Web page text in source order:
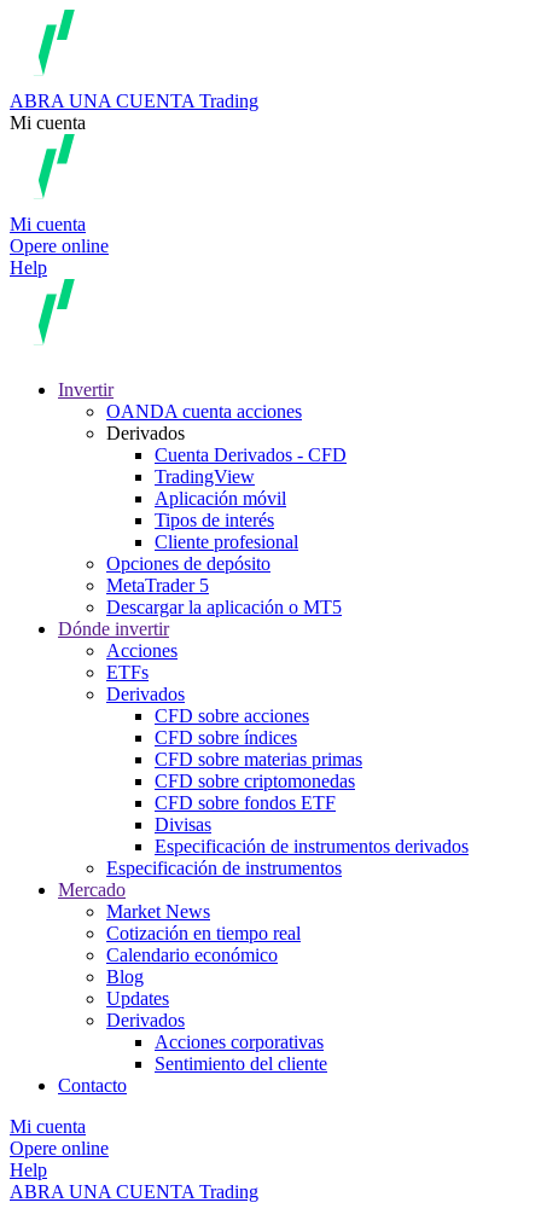
ABRA UNA CUENTA Trading
Mi cuenta
Mi cuenta
Opere online
Help
Invertir
OANDA cuenta acciones
Derivados
Cuenta Derivados - CFD
TradingView
Aplicación móvil
Tipos de interés
Cliente profesional
Opciones de depósito
MetaTrader 5
Descargar la aplicación o MT5
Dónde invertir
Acciones
ETFs
Derivados
CFD sobre acciones
CFD sobre índices
CFD sobre materias primas
CFD sobre criptomonedas
CFD sobre fondos ETF
Divisas
Especificación de instrumentos derivados
Especificación de instrumentos
Mercado
Market News
Cotización en tiempo real
Calendario económico
Blog
Updates
Derivados
Acciones corporativas
Sentimiento del cliente
Contacto
Mi cuenta
Opere online
Help
ABRA UNA CUENTA Trading